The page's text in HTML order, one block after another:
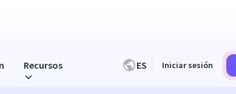
Recursos ES Iniciar sesión